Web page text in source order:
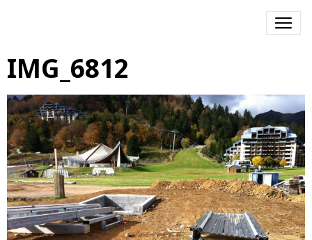
IMG_6812